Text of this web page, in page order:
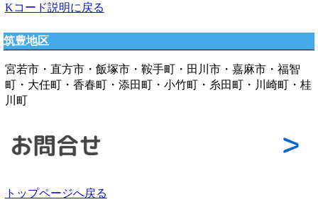
Kコード説明に戻る
筑豊地区
宮若市・直方市・飯塚市・鞍手町・田川市・嘉麻市・福智
町・大任町・香春町・添田町・小竹町・糸田町・川崎町・桂
川町
トップページへ戻る